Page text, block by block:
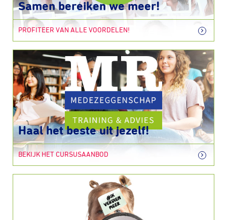
Samen bereiken we meer!
PROFITEER VAN ALLE VOORDELEN!
Haal het beste uit jezelf!
BEKIJK HET CURSUSAANBOD